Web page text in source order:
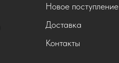
Новое поступление
Доставка
Контакты